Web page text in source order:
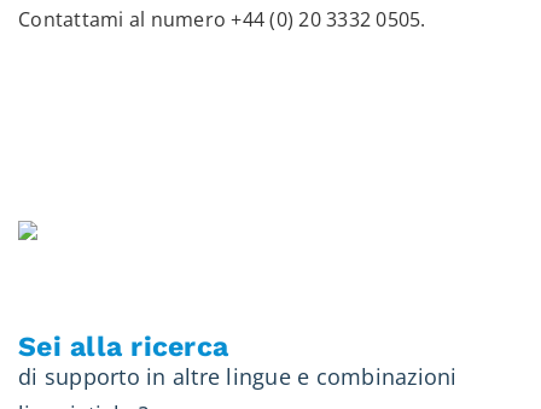
Contattami al numero+44 (0) 20 3332 0505.
Sei alla ricerca
di supporto in altre lingue e combinazioni